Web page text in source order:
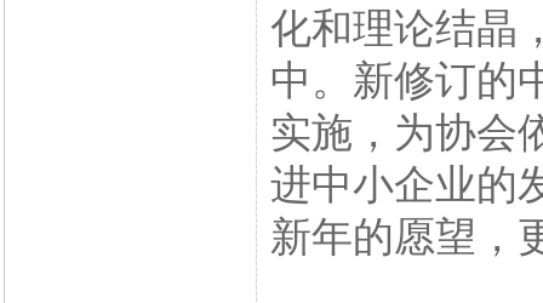
化和理论结晶
中。新修订的
实施，为协会
进中小企业的
新年的愿望，